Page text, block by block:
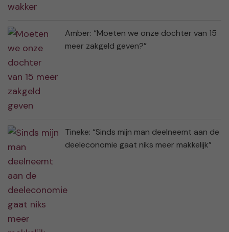
Amber: “Moeten we onze dochter van 15
meer zakgeld geven?”
Tineke: “Sinds mijn man deelneemt aan de
deeleconomie gaat niks meer makkelijk”